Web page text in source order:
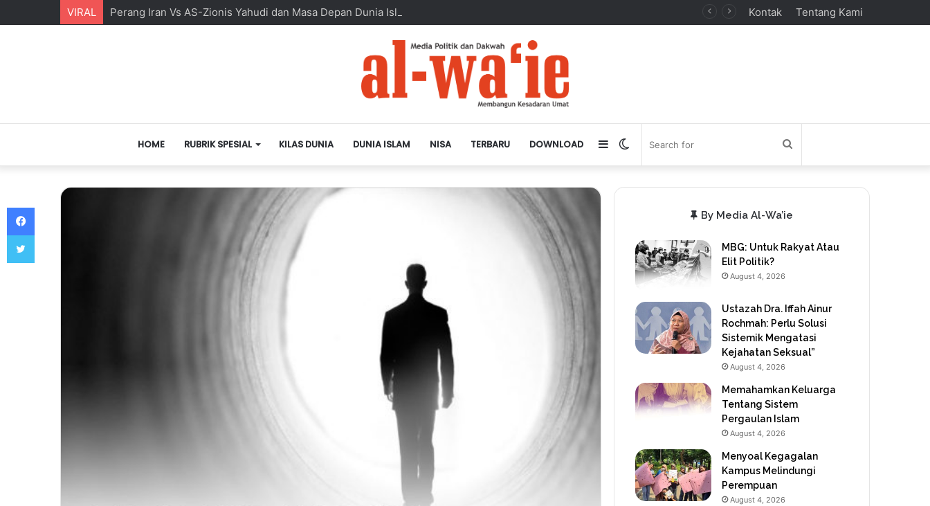
VIRAL Perang Iran Vs AS-Zionis Yahudi dan Masa Depan Dunia Islam Kontak Tentang Kami
HOME RUBRIK SPESIAL KILAS DUNIA DUNIA ISLAM NISA TERBARU DOWNLOAD
for
Switch
skin
Sidebar
By Media Al-Wa’ie
MBG: Untuk Rakyat Atau
Elit Politik?
August 4, 2026
Ustazah Dra. Iffah Ainur
Rochmah: Perlu Solusi
Sistemik Mengatasi
Kejahatan Seksual”
August 4, 2026
Memahamkan Keluarga
Tentang Sistem
Pergaulan Islam
August 4, 2026
Menyoal Kegagalan
Kampus Melindungi
Perempuan
August 4, 2026